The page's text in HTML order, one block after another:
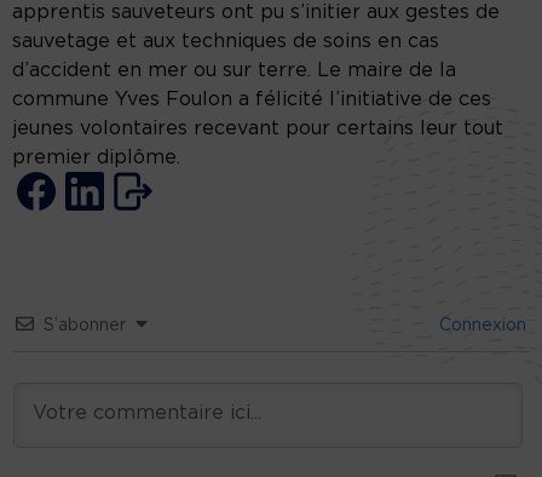
apprentis sauveteurs ont pu s’initier aux gestes de
sauvetage et aux techniques de soins en cas
d’accident en mer ou sur terre. Le maire de la
commune Yves Foulon a félicité l’initiative de ces
jeunes volontaires recevant pour certains leur tout
premier diplôme.
S’abonner Connexion